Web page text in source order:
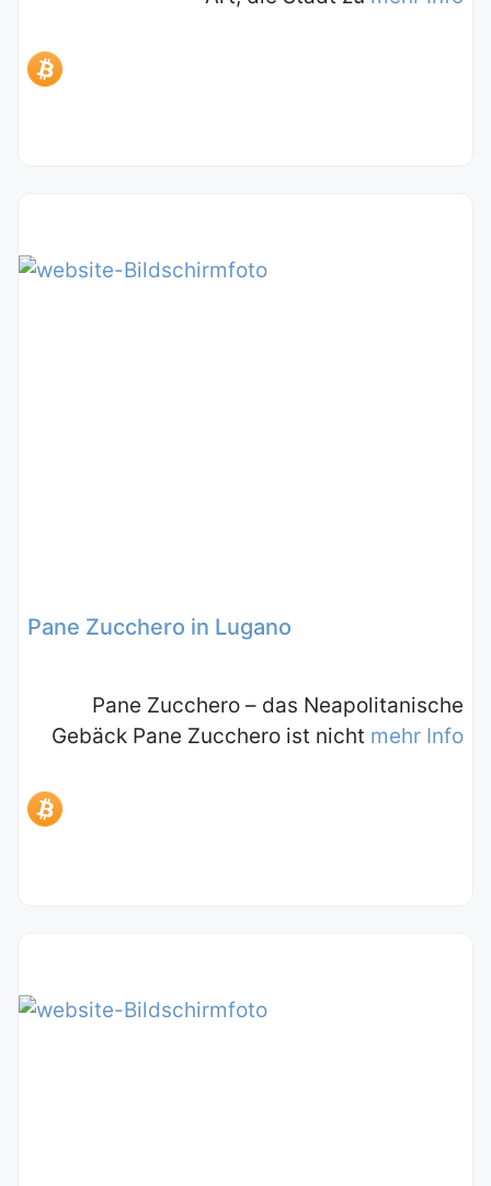
Pane Zucchero in Lugano
Pane Zucchero – das Neapolitanische
Gebäck Pane Zucchero ist nicht mehr Info